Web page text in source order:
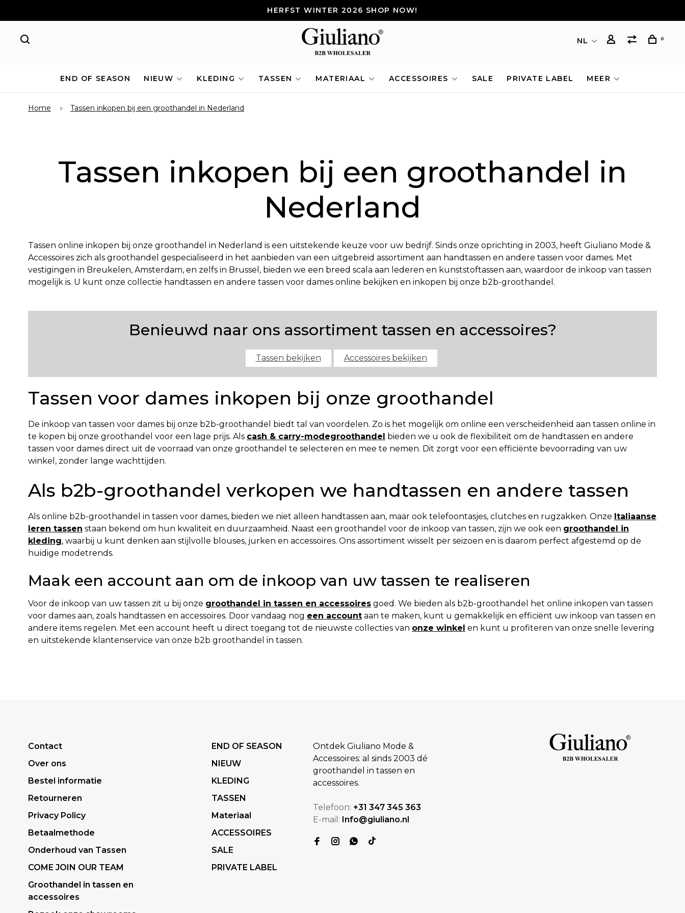
HERFST WINTER 2026 SHOP NOW!
NL 0
END OF SEASON NIEUW KLEDING TASSEN MATERIAAL ACCESSOIRES SALE PRIVATE LABEL MEER
Home Tassen inkopen bij een groothandel in Nederland
Tassen inkopen bij een groothandel in
Nederland
Tassen online inkopen bij onze groothandel in Nederland is een uitstekende keuze voor uw bedrijf. Sinds onze oprichting in 2003, heeft Giuliano Mode &
Accessoires zich als groothandel gespecialiseerd in het aanbieden van een uitgebreid assortiment aan handtassen en andere tassen voor dames. Met
vestigingen in Breukelen, Amsterdam, en zelfs in Brussel, bieden we een breed scala aan lederen en kunststoftassen aan, waardoor de inkoop van tassen
mogelijk is. U kunt onze collectie handtassen en andere tassen voor dames online bekijken en inkopen bij onze b2b-groothandel.
Benieuwd naar ons assortiment tassen en accessoires?
Tassen bekijken Accessoires bekijken
Tassen voor dames inkopen bij onze groothandel
De inkoop van tassen voor dames bij onze b2b-groothandel biedt tal van voordelen. Zo is het mogelijk om online een verscheidenheid aan tassen online in
te kopen bij onze groothandel voor een lage prijs. Als cash & carry-modegroothandel bieden we u ook de flexibiliteit om de handtassen en andere
tassen voor dames direct uit de voorraad van onze groothandel te selecteren en mee te nemen. Dit zorgt voor een efficiënte bevoorrading van uw
winkel, zonder lange wachttijden.
Als b2b-groothandel verkopen we handtassen en andere tassen
Als online b2b-groothandel in tassen voor dames, bieden we niet alleen handtassen aan, maar ook telefoontasjes, clutches en rugzakken. Onze Italiaanse
leren tassen staan bekend om hun kwaliteit en duurzaamheid. Naast een groothandel voor de inkoop van tassen, zijn we ook een groothandel in
kleding, waarbij u kunt denken aan stijlvolle blouses, jurken en accessoires. Ons assortiment wisselt per seizoen en is daarom perfect afgestemd op de
huidige modetrends.
Maak een account aan om de inkoop van uw tassen te realiseren
Voor de inkoop van uw tassen zit u bij onze groothandel in tassen en accessoires goed. We bieden als b2b-groothandel het online inkopen van tassen
voor dames aan, zoals handtassen en accessoires. Door vandaag nog een account aan te maken, kunt u gemakkelijk en efficiënt uw inkoop van tassen en
andere items regelen. Met een account heeft u direct toegang tot de nieuwste collecties van onze winkel en kunt u profiteren van onze snelle levering
en uitstekende klantenservice van onze b2b groothandel in tassen.
Contact
Over ons
Bestel informatie
Retourneren
Privacy Policy
Betaalmethode
Onderhoud van Tassen
COME JOIN OUR TEAM
Groothandel in tassen en
accessoires
END OF SEASON
NIEUW
KLEDING
TASSEN
Materiaal
ACCESSOIRES
SALE
PRIVATE LABEL
Ontdek Giuliano Mode &
Accessoires: al sinds 2003 dé
groothandel in tassen en
accessoires.
Telefoon: +31 347 345 363
E-mail: Info@giuliano.nl